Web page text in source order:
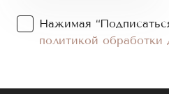
Нажимая
политикой обработки